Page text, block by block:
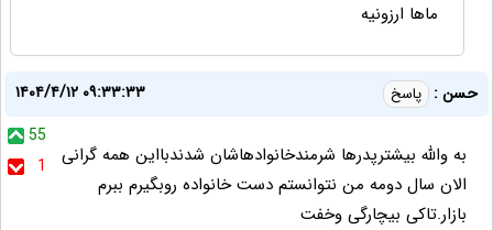
ماها ارزونیه
حسن : پاسخ
۱۴۰۴/۴/۱۲ ۰۹:۳۳:۳۳
55
1
به والله بیشترپدرها شرمندخانوادهاشان شدندبااین همه گرانی
الان سال دومه من نتوانستم دست خانواده روبگیرم ببرم
بازار.تاکی بیچارگی وخفت